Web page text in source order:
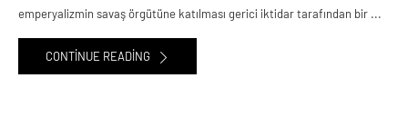
emperyalizmin savaş örgütüne katılması gerici iktidar tarafından bir ...
CONTINUE READING